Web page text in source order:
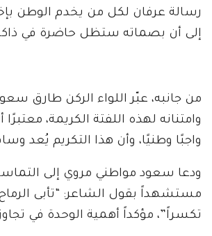
رسالة عرفان لكل من يخدم الوطن
إلى أن بصماته ستظل حاضرة في
من جانبه، عبّر اللواء الركن طارق
وامتنانه لهذه اللفتة الكريمة،
واجبًا وطنيًا، وأن هذا التكريم يُعد
ودعا سعود مواطني مروي إلى
مستشهداً بقول الشاعر: “تأبى
تكسراً”، مؤكداً أهمية الوحدة في